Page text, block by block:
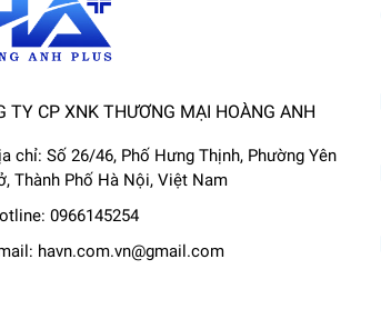
TY CP XNK THƯƠNG MẠI HOÀNG ANH
chỉ: Số 26/46, Phố Hưng Thịnh, Phường Yên
Thành Phố Hà Nội, Việt Nam
0966145254
havn.com.vn@gmail.com